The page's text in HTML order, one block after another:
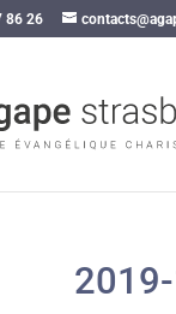
86 26